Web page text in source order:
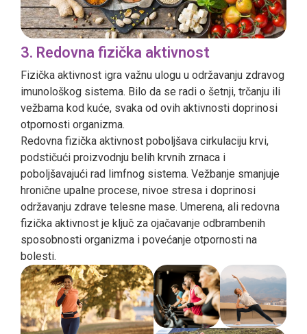
3. Redovna fizička aktivnost
Fizička aktivnost igra važnu ulogu u održavanju zdravog
imunološkog sistema. Bilo da se radi o šetnji, trčanju ili
vežbama kod kuće, svaka od ovih aktivnosti doprinosi
otpornosti organizma.
Redovna fizička aktivnost poboljšava cirkulaciju krvi,
podstičući proizvodnju belih krvnih zrnaca i
poboljšavajući rad limfnog sistema. Vežbanje smanjuje
hronične upalne procese, nivoe stresa i doprinosi
održavanju zdrave telesne mase. Umerena, ali redovna
fizička aktivnost je ključ za ojačavanje odbrambenih
sposobnosti organizma i povećanje otpornosti na
bolesti.